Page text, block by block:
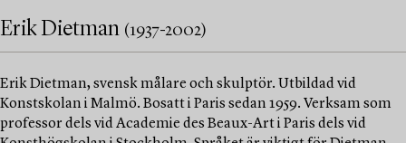
Erik Dietman (1937-2002)
Erik Dietman, svensk målare och skulptör. Utbildad vid
Konstskolan i Malmö. Bosatt i Paris sedan 1959. Verksam som
professor dels vid Academie des Beaux-Art i Paris dels vid